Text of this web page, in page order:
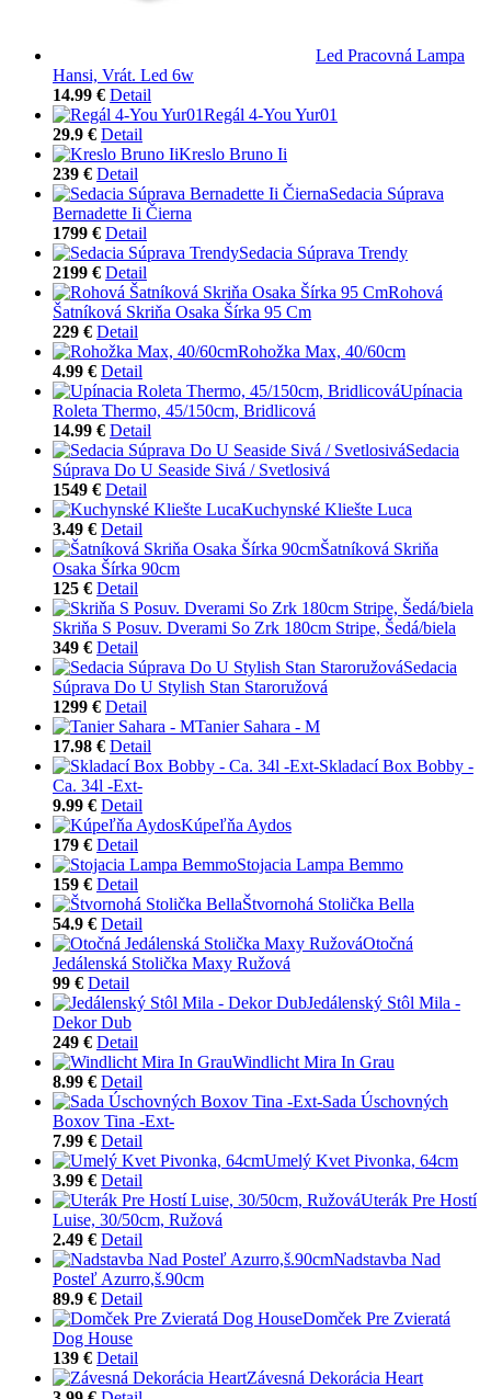
Led Pracovná Lampa
Hansi, Vrát. Led 6w
14.99 € Detail
Regál 4-You Yur01
29.9 € Detail
Kreslo Bruno Ii
239 € Detail
Sedacia Súprava
Bernadette Ii Čierna
1799 € Detail
Sedacia Súprava Trendy
2199 € Detail
Rohová
Šatníková Skriňa Osaka Šírka 95 Cm
229 € Detail
Rohožka Max, 40/60cm
4.99 € Detail
Upínacia
Roleta Thermo, 45/150cm, Bridlicová
14.99 € Detail
Sedacia
Súprava Do U Seaside Sivá / Svetlosivá
1549 € Detail
Kuchynské Kliešte Luca
3.49 € Detail
Šatníková Skriňa
Osaka Šírka 90cm
125 € Detail
Skriňa S Posuv. Dverami So Zrk 180cm Stripe, Šedá/biela
349 € Detail
Sedacia
Súprava Do U Stylish Stan Staroružová
1299 € Detail
Tanier Sahara - M
17.98 € Detail
Skladací Box Bobby -
Ca. 34l -Ext-
9.99 € Detail
Kúpeľňa Aydos
179 € Detail
Stojacia Lampa Bemmo
159 € Detail
Štvornohá Stolička Bella
54.9 € Detail
Otočná
Jedálenská Stolička Maxy Ružová
99 € Detail
Jedálenský Stôl Mila -
Dekor Dub
249 € Detail
Windlicht Mira In Grau
8.99 € Detail
Sada Úschovných
Boxov Tina -Ext-
7.99 € Detail
Umelý Kvet Pivonka, 64cm
3.99 € Detail
Uterák Pre Hostí
Luise, 30/50cm, Ružová
2.49 € Detail
Nadstavba Nad
Posteľ Azurro,š.90cm
89.9 € Detail
Domček Pre Zvieratá
Dog House
139 € Detail
Závesná Dekorácia Heart